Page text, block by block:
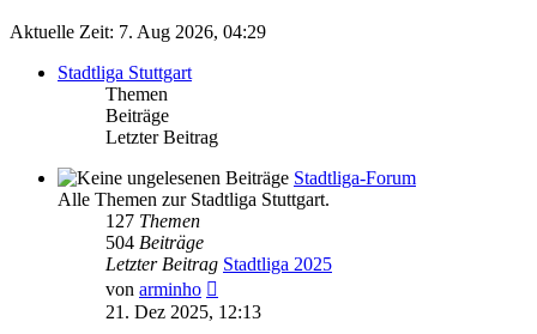
Aktuelle Zeit: 7. Aug 2026, 04:29
Stadtliga Stuttgart
Themen
Beiträge
Letzter Beitrag
Stadtliga-Forum
Alle Themen zur Stadtliga Stuttgart.
127 Themen
504 Beiträge
Letzter Beitrag Stadtliga 2025
von arminho
Beitrag
21. Dez 2025, 12:13